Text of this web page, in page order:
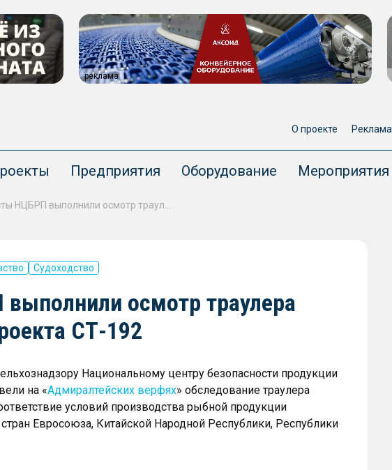
реклама
О проекте Реклама
Предприятия Оборудование Мероприятия
Судоходство
осмотр траулера
СТ-192
Национальному центру безопасности продукции
на «Адмиралтейских верфях» обследование траулера
условий производства рыбной продукции
Евросоюза, Китайской Народной Республики, Республики